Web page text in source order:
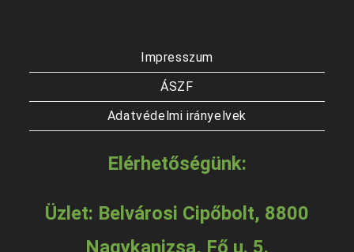
Impresszum
ÁSZF
Adatvédelmi irányelvek
Elérhetőségünk:
Üzlet: Belvárosi Cipőbolt, 8800
Nagykanizsa, Fő u. 5.